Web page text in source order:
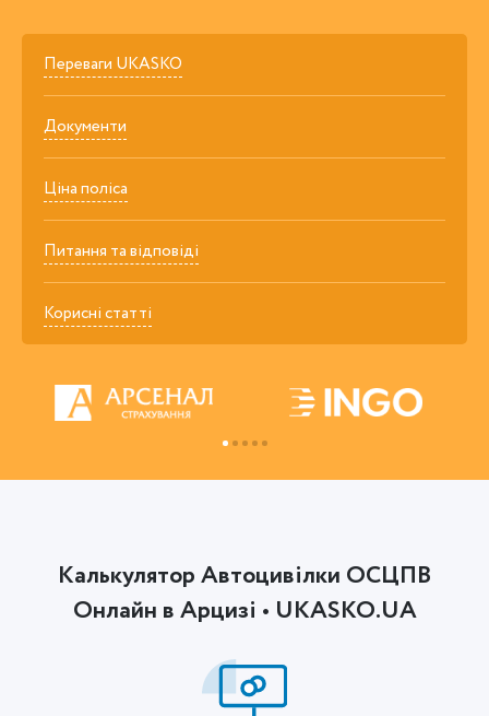
Переваги UKASKO
Документи
Ціна поліса
Питання та відповіді
Корисні статті
Калькулятор Автоцивілки ОСЦПВ
Онлайн в Арцизі • UKASKO.UA